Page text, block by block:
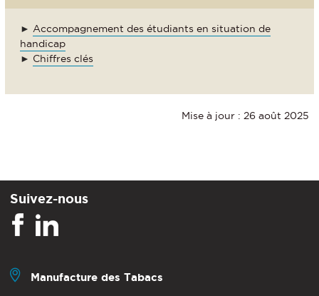
► Accompagnement des étudiants en situation de
handicap
► Chiffres clés
Mise à jour : 26 août 2025
Suivez-nous
Manufacture des Tabacs